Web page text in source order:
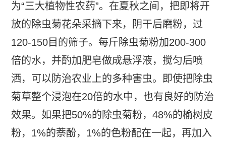
为“三大植物性农药”。在夏秋之间，把即将开
放的除虫菊花朵采摘下来，阴干后磨粉，过
120-150目的筛子。每斤除虫菊粉加200-300
倍的水，并酌加肥皂做成悬浮液，搅匀后喷
洒，可以防治农业上的多种害虫。即使把除虫
菊草整个浸泡在20倍的水中，也有良好的防治
效果。如果把50%的除虫菊粉，48%的榆树皮
粉，1%的萘酚，1%的色粉配在一起，再加入